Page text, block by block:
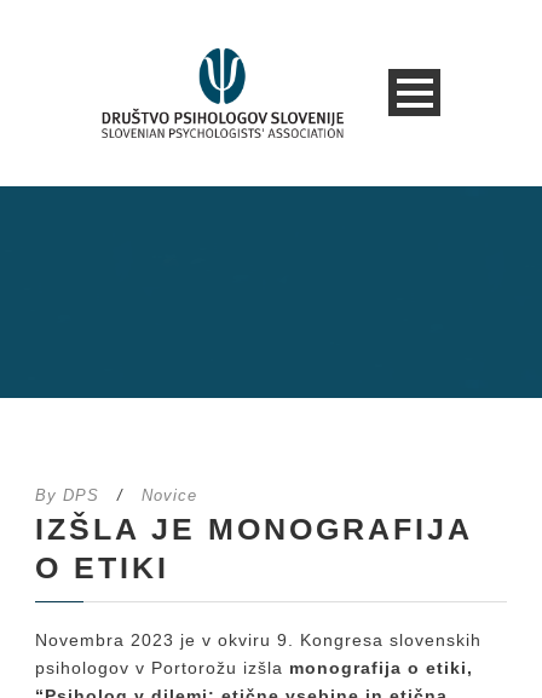
By DPS / Novice
IZŠLA JE MONOGRAFIJA
O ETIKI
Novembra 2023 je v okviru 9. Kongresa slovenskih
psihologov v Portorožu izšla monografija o etiki,